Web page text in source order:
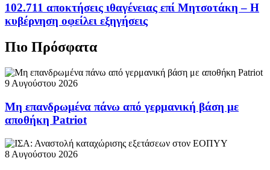
102.711 αποκτήσεις ιθαγένειας επί Μητσοτάκη – Η
κυβέρνηση οφείλει εξηγήσεις
Πιο Πρόσφατα
9 Αυγούστου 2026
Μη επανδρωμένα πάνω από γερμανική βάση με
αποθήκη Patriot
8 Αυγούστου 2026